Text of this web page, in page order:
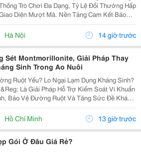
Trò Chơi Đa Dạng, Tỷ Lệ Đổi Thưởng Hấp
Diện Mượt Mà. Nền Tảng Cam Kết Bảo
Đối, Hỗ Trợ Nạp Rút Siêu Tốc 24/7 Cùng
Mãi Lớn Cho Thành Viên. Trải Nghiệm...
Hà Nội 14 giờ trước
Sét Montmorillonite, Giải Pháp Thay
Sinh Trong Ao Nuôi
Ruột Yếu? Lo Ngại Lạm Dụng Kháng Sinh?
Là Giải Pháp Hỗ Trợ Kiểm Soát Vi Khuẩn
Bảo Vệ Đường Ruột Và Tăng Sức Đề Kháng
Giúp Nâng Cao Hiệu Quả Nuôi Và Hướng
Đến Mô Hình Nuôi Bền Vững. Surfaroll&Reg;...
Hồ Chí Minh 13 giờ trước
Gói Ở Đâu Giá Rẻ?